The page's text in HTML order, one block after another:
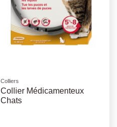
Colliers
Collier Médicamenteux
Chats